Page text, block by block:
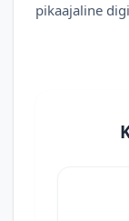
pikaajaline